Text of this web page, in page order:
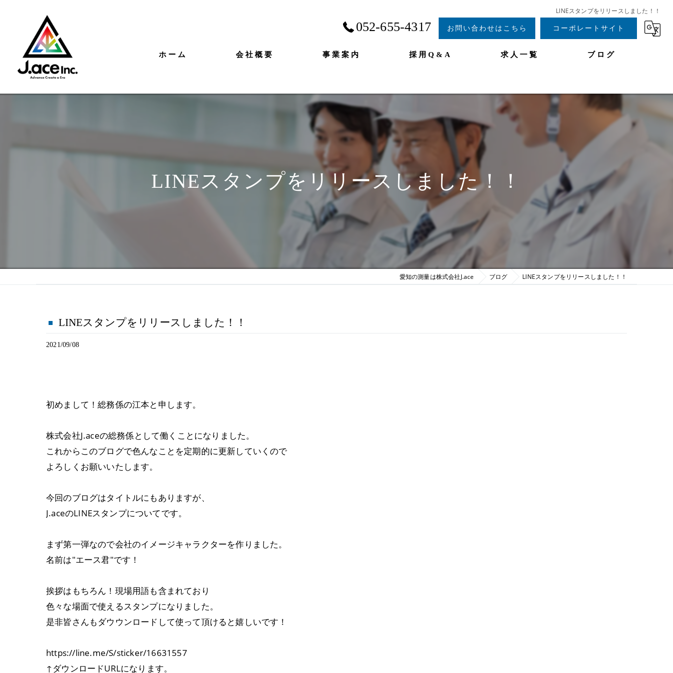
LINEスタンプをリリースしました！！
052-655-4317 お問い合わせはこちら コーポレートサイト
ホーム 会社概要 事業案内 採用Q&A 求人一覧 ブログ
LINEスタンプをリリースしました！！
愛知の測量は株式会社J.ace ブログ LINEスタンプをリリースしました！！
LINEスタンプをリリースしました！！
2021/09/08
初めまして！総務係の江本と申します。
株式会社J.aceの総務係として働くことになりました。
これからこのブログで色んなことを定期的に更新していくので
よろしくお願いいたします。
今回のブログはタイトルにもありますが、
J.aceのLINEスタンプについてです。
まず第一弾なので会社のイメージキャラクターを作りました。
名前は"エース君"です！
挨拶はもちろん！現場用語も含まれており
色々な場面で使えるスタンプになりました。
是非皆さんもダウウンロードして使って頂けると嬉しいです！
https://line.me/S/sticker/16631557
↑ダウンロードURLになります。